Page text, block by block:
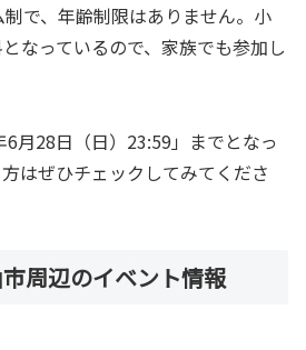
で、年齢制限はありません。小
なっているので、家族でも参加し
月28日（日）23:59」までとなっ
はぜひチェックしてみてくださ
市周辺のイベント情報